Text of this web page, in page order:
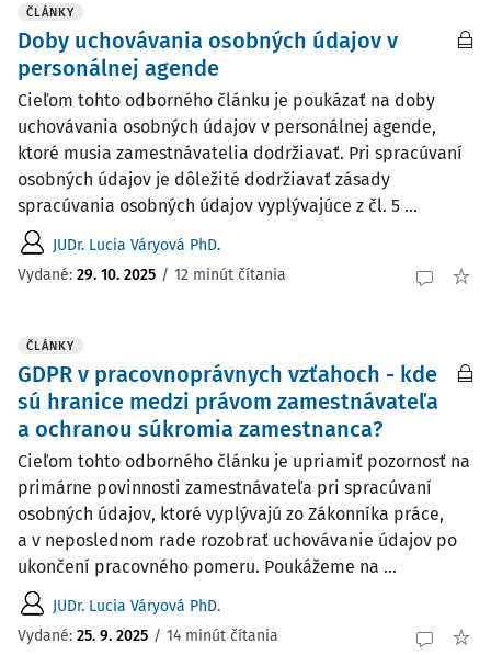
ČLÁNKY
Doby uchovávania osobných údajov v
personálnej agende
Cieľom tohto odborného článku je poukázať na doby
uchovávania osobných údajov v personálnej agende,
ktoré musia zamestnávatelia dodržiavať. Pri spracúvaní
osobných údajov je dôležité dodržiavať zásady
spracúvania osobných údajov vyplývajúce z čl. 5 ...
JUDr. Lucia Váryová PhD.
Vydané: 29. 10. 2025 / 12 minút čítania
ČLÁNKY
GDPR v pracovnoprávnych vzťahoch - kde
sú hranice medzi právom zamestnávateľa
a ochranou súkromia zamestnanca?
Cieľom tohto odborného článku je upriamiť pozornosť na
primárne povinnosti zamestnávateľa pri spracúvaní
osobných údajov, ktoré vyplývajú zo Zákonníka práce,
a v neposlednom rade rozobrať uchovávanie údajov po
ukončení pracovného pomeru. Poukážeme na ...
JUDr. Lucia Váryová PhD.
Vydané: 25. 9. 2025 / 14 minút čítania